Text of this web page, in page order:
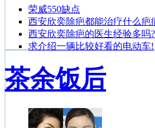
荣威550缺点
西安欣奕除疤都能治疗什么疤
西安欣奕除疤的医生经验多吗?
求介绍一辆比较好看的电动车!
茶余饭后